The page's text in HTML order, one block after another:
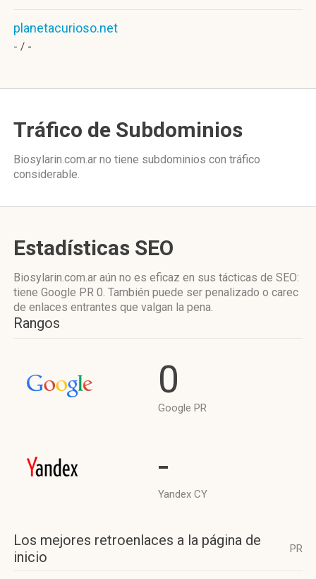
planetacurioso.net
- / -
Tráfico de Subdominios
Biosylarin.com.ar no tiene subdominios con tráfico
considerable.
Estadísticas SEO
Biosylarin.com.ar aún no es eficaz en sus tácticas de SEO:
tiene Google PR 0. También puede ser penalizado o carec
de enlaces entrantes que valgan la pena.
Rangos
0
Google PR
-
Yandex CY
Los mejores retroenlaces a la página de
inicio
PR